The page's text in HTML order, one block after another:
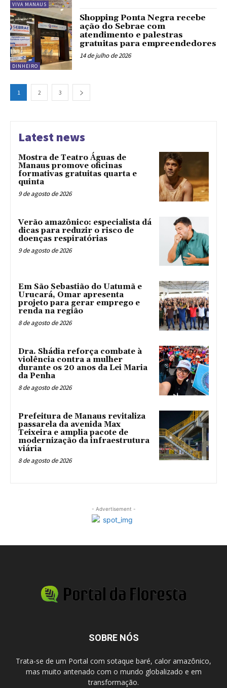
VIVA MANAUS
DINHEIRO
Shopping Ponta Negra recebe
ação do Sebrae com
atendimento e palestras
gratuitas para empreendedores
14 de julho de 2026
1 2 3
Latest news
Mostra de Teatro Águas de
Manaus promove oficinas
formativas gratuitas quarta e
quinta
9 de agosto de 2026
Verão amazônico: especialista dá
dicas para reduzir o risco de
doenças respiratórias
9 de agosto de 2026
Em São Sebastião do Uatumã e
Urucará, Omar apresenta
projeto para gerar emprego e
renda na região
8 de agosto de 2026
Dra. Shádia reforça combate à
violência contra a mulher
durante os 20 anos da Lei Maria
da Penha
8 de agosto de 2026
Prefeitura de Manaus revitaliza
passarela da avenida Max
Teixeira e amplia pacote de
modernização da infraestrutura
viária
8 de agosto de 2026
- Advertisement -
SOBRE NÓS
Trata-se de um Portal com sotaque baré, calor amazônico,
mas muito antenado com o mundo globalizado e em
transformação.